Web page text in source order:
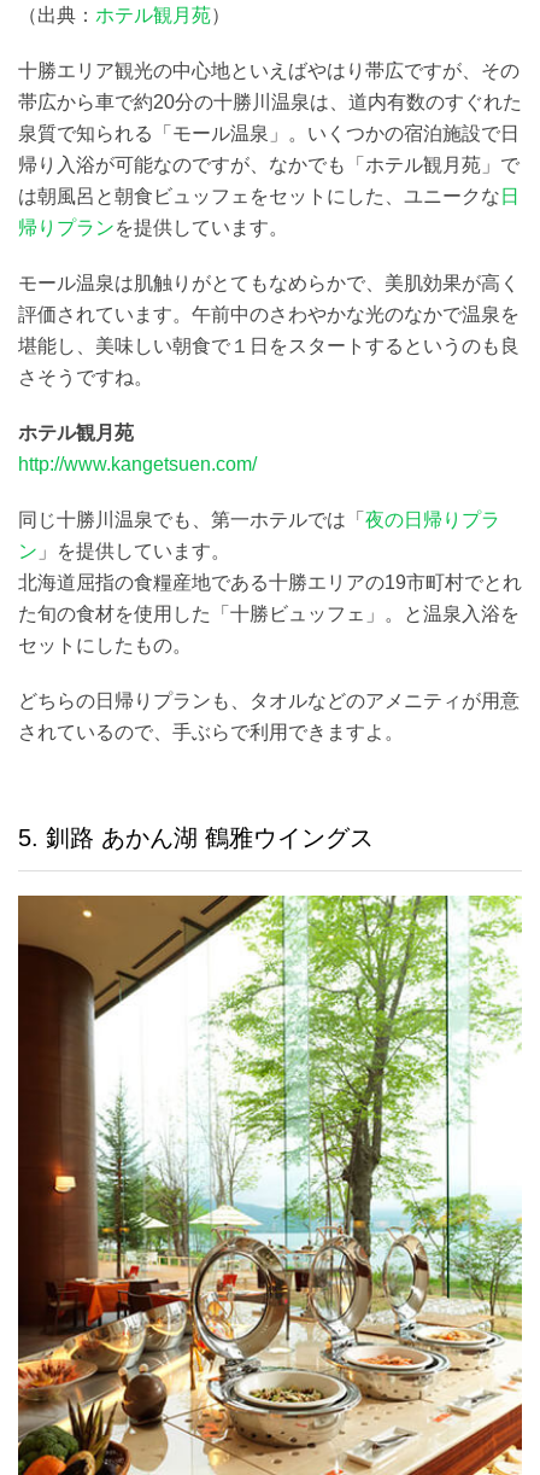
（出典： ホテル観月苑）
十勝エリア観光の中心地といえばやはり帯広ですが、その
帯広から車で約20分の十勝川温泉は、道内有数のすぐれた
泉質で知られる「モール温泉」。いくつかの宿泊施設で日
帰り入浴が可能なのですが、なかでも「ホテル観月苑」で
は朝風呂と朝食ビュッフェをセットにした、ユニークな 日
帰りプランを提供しています。
モール温泉は肌触りがとてもなめらかで、美肌効果が高く
評価されています。午前中のさわやかな光のなかで温泉を
堪能し、美味しい朝食で１日をスタートするというのも良
さそうですね。
ホテル観月苑
http://www.kangetsuen.com/
同じ十勝川温泉でも、第一ホテルでは「 夜の日帰りプラ
ン 」を提供しています。
北海道屈指の食糧産地である十勝エリアの19市町村でとれ
た旬の食材を使用した「十勝ビュッフェ」。と温泉入浴を
セットにしたもの。
どちらの日帰りプランも、タオルなどのアメニティが用意
されているので、手ぶらで利用できますよ。
5. 釧路 あかん湖 鶴雅ウイングス